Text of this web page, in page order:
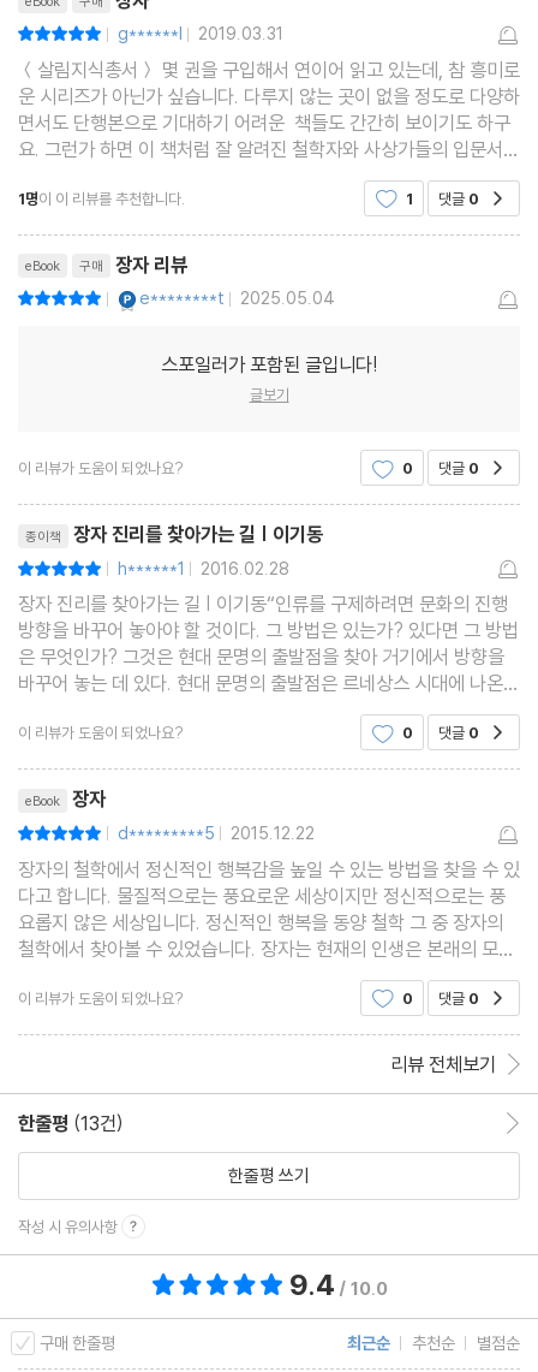
| g******l | 2019.03.31
＜살림지식총서＞ 몇 권을 구입해서 연이어 읽고 있는데, 참 흥미로
운 시리즈가 아닌가 싶습니다. 다루지 않는 곳이 없을 정도로 다양하
면서도 단행본으로 기대하기 어려운 책들도 간간히 보이기도 하구
요. 그런가 하면 이 책처럼 잘 알려진 철학자와 사상가들의 입문서
내지 프롤로그로 적절한 책도 정말 많더군요. 시리즈를 일일이 넘겨
보다가 '장자'에 관해 다시 짚어보고 싶어졌습니
1명이 이 리뷰를 추천합니다. 1 댓글 0
eBook 구매 장자 리뷰
| e********t | 2025.05.04
스포일러가 포함된 글입니다!
글보기
이 리뷰가 도움이 되었나요? 0 댓글 0
종이책 장자 진리를 찾아가는 길 | 이기동
| h******1 | 2016.02.28
장자 진리를 찾아가는 길 | 이기동“인류를 구제하려면 문화의 진행
방향을 바꾸어 놓아야 할 것이다. 그 방법은 있는가? 있다면 그 방법
은 무엇인가? 그것은 현대 문명의 출발점을 찾아 거기에서 방향을
바꾸어 놓는 데 있다. 현대 문명의 출발점은 르네상스 시대에 나온
인간의 본질을 인간의 육체로 보는 물질주의적 사유형태다. 그렇다
면 현대 문명의 병폐를 치유할 수 있는 근본
이 리뷰가 도움이 되었나요? 0 댓글 0
eBook 장자
| d*********5 | 2015.12.22
장자의 철학에서 정신적인 행복감을 높일 수 있는 방법을 찾을 수 있
다고 합니다. 물질적으로는 풍요로운 세상이지만 정신적으로는 풍
요롭지 않은 세상입니다. 정신적인 행복을 동양 철학 그 중 장자의
철학에서 찾아볼 수 있었습니다. 장자는 현재의 인생은 본래의 모습
이 아니며, 현재의 세계는 본래 세계가 아니라 가공의 세계라고 말했
습니다. 가공의 세계에서 물질만을 쫓기에는 인
이 리뷰가 도움이 되었나요? 0 댓글 0
리뷰 전체보기
한줄평 (13건)
한줄평 쓰기
작성 시 유의사항
9.4 / 10.0
구매 한줄평 최근순 추천순 별점순